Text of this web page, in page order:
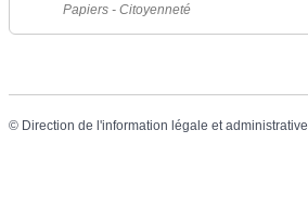
Papiers - Citoyenneté
© Direction de l'information légale et administrative